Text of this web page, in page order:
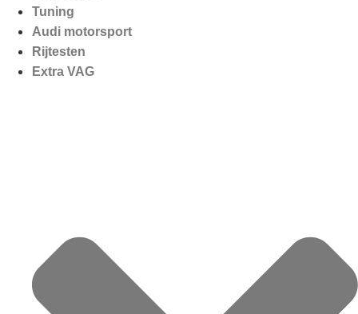
Tuning
Audi motorsport
Rijtesten
Extra VAG